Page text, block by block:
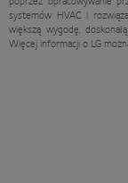
systemów HVAC i
większą wygodę,
Więcej informacji o LG